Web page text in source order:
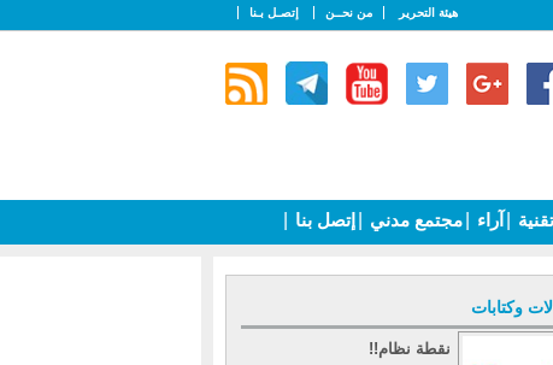
هيئة التحرير من نحــن إتصـل بـنا
آراء مجتمع مدني إتصل بنا
وكتابات
نقطة نظام!!